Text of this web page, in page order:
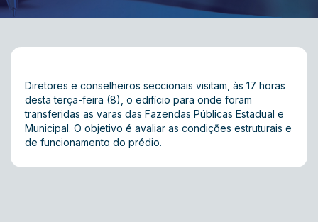
Diretores e conselheiros seccionais visitam, às 17 horas
desta terça-feira (8), o edifício para onde foram
transferidas as varas das Fazendas Públicas Estadual e
Municipal. O objetivo é avaliar as condições estruturais e
de funcionamento do prédio.